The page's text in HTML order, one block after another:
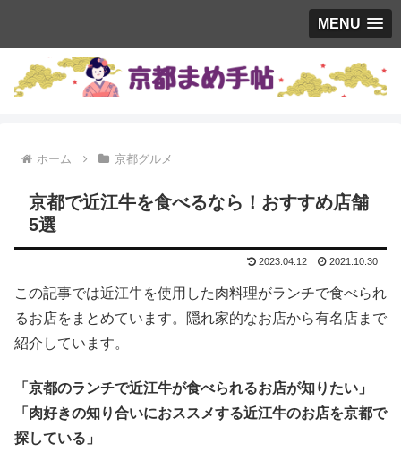
MENU
ホーム 京都グルメ
京都で近江牛を食べるなら！おすすめ店舗
5選
2023.04.12 2021.10.30
この記事では近江牛を使用した肉料理がランチで食べられ
るお店をまとめています。隠れ家的なお店から有名店まで
紹介しています。
「京都のランチで近江牛が食べられるお店が知りたい」
「肉好きの知り合いにおススメする近江牛のお店を京都で
探している」